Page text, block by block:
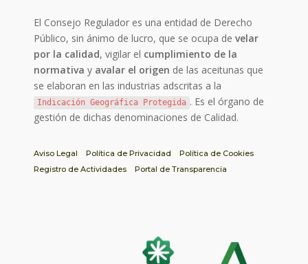
El Consejo Regulador es una entidad de Derecho
Público, sin ánimo de lucro, que se ocupa develar
por la calidad, vigilar el cumplimiento de la
normativa y avalar el origen de las aceitunas que
se elaboran en las industrias adscritas a la
Indicación Geográfica Protegida . Es el órgano de
gestión de dichas denominaciones de Calidad.
Aviso Legal Política de Privacidad
Política de Cookies
Registro de Actividades
Portal de Transparencia